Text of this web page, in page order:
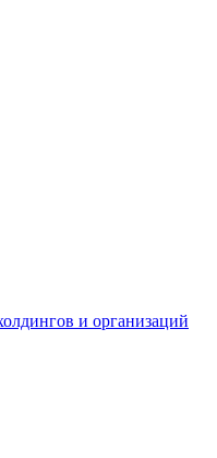
и организаций